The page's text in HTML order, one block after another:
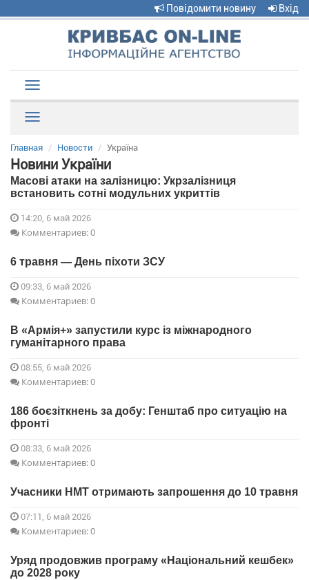
Повідомити новину Вхід
navigation
Главная Новости Україна
Новини України
Масові атаки на залізницю: Укрзалізниця
встановить сотні модульних укриттів
14:20, 6 май 2026
Комментариев: 0
6 травня — День піхоти ЗСУ
09:33, 6 май 2026
Комментариев: 0
В «Армія+» запустили курс із міжнародного
гуманітарного права
08:55, 6 май 2026
Комментариев: 0
186 боєзіткнень за добу: Генштаб про ситуацію на
фронті
08:33, 6 май 2026
Комментариев: 0
Учасники НМТ отримають запрошення до 10 травня
07:11, 6 май 2026
Комментариев: 0
Уряд продовжив програму «Національний кешбек»
до 2028 року